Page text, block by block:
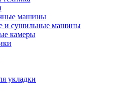
машины
и сушильные машины
камеры
укладки